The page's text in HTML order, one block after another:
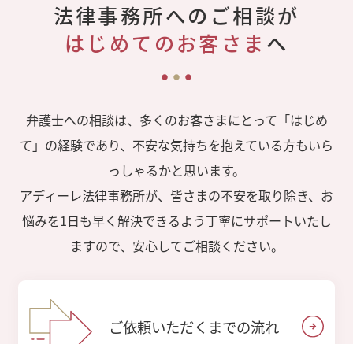
法律事務所へのご相談が
はじめてのお客さま へ
弁護士への相談は、多くのお客さまにとって「はじめ
て」の経験であり、不安な気持ちを抱えている方もいら
っしゃるかと思います。
アディーレ法律事務所が、皆さまの不安を取り除き、お
悩みを1日も早く解決できるよう丁寧にサポートいたし
ますので、安心してご相談ください。
ご依頼いただくまでの流れ